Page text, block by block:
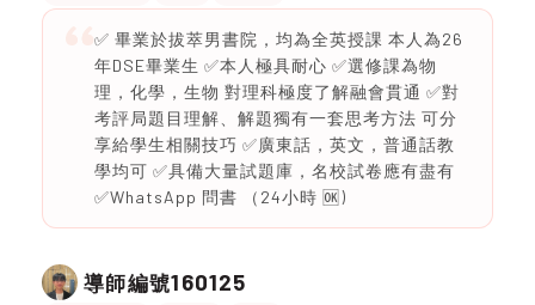
✅ 畢業於拔萃男書院，均為全英授課 本人為26
年DSE畢業生 ✅本人極具耐心 ✅選修課為物
理，化學，生物 對理科極度了解融會貫通 ✅對
考評局題目理解、解題獨有一套思考方法 可分
享給學生相關技巧 ✅廣東話，英文，普通話教
學均可 ✅具備大量試題庫，名校試卷應有盡有
✅WhatsApp 問書 （24小時 🆗)
導師編號160125